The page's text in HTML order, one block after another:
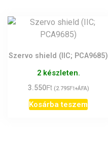
Szervo shield (IIC; PCA9685)
2 készleten.
3.550Ft (2.795Ft+ÁFA)
Kosárba teszem